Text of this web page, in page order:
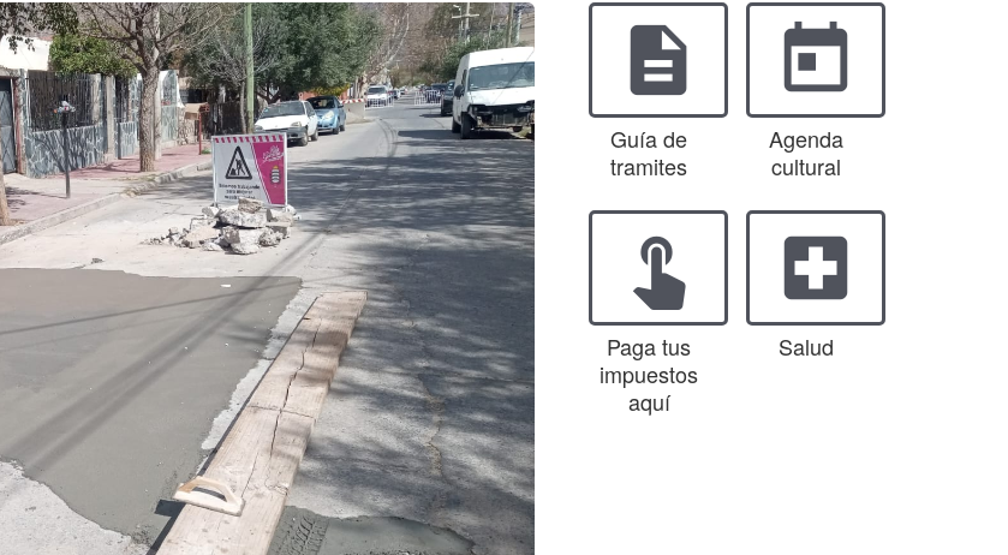
description
Guía de
tramites
today
Agenda
cultural
touch_app
Paga tus
impuestos
aquí
local_hospital
Salud